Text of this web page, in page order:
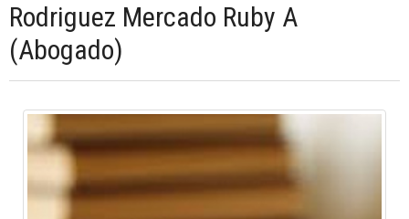
Rodriguez Mercado Ruby A
(Abogado)